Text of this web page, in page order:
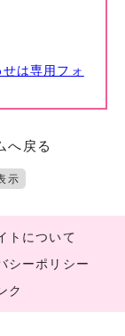
は専用フォ
へ戻る
示
トについて
シーポリシー
ク